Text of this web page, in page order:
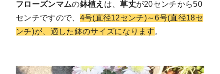
フローズンマムの鉢植え は、草丈が20センチから50
センチですので、 4号(直径12センチ)～6号(直径18セ
ンチ)が、適した鉢のサイズになります 。